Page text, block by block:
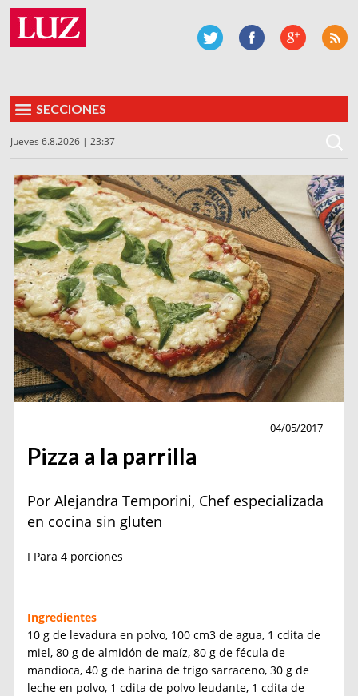
SECCIONES
Jueves 6.8.2026 | 23:37
04/05/2017
Pizza a la parrilla
Por Alejandra Temporini, Chef especializada
en cocina sin gluten
I Para 4 porciones
Ingredientes
10 g de levadura en polvo, 100 cm3 de agua, 1 cdita de
miel, 80 g de almidón de maíz, 80 g de fécula de
mandioca, 40 g de harina de trigo sarraceno, 30 g de
leche en polvo, 1 cdita de polvo leudante, 1 cdita de